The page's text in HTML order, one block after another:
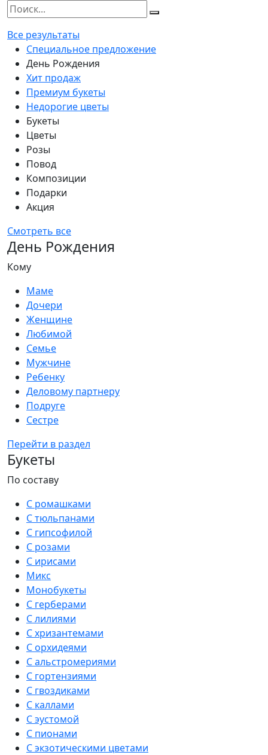
Все результаты
Специальное предложение
День Рождения
Хит продаж
Премиум букеты
Недорогие цветы
Букеты
Цветы
Розы
Повод
Композиции
Подарки
Акция
Смотреть все
День Рождения
Кому
Маме
Дочери
Женщине
Любимой
Семье
Мужчине
Ребенку
Деловому партнеру
Подруге
Сестре
Перейти в раздел
Букеты
По составу
С ромашками
С тюльпанами
С гипсофилой
С розами
С ирисами
Микс
Монобукеты
С герберами
С лилиями
С хризантемами
С орхидеями
С альстромериями
С гортензиями
С гвоздиками
С каллами
С эустомой
С пионами
С экзотическими цветами